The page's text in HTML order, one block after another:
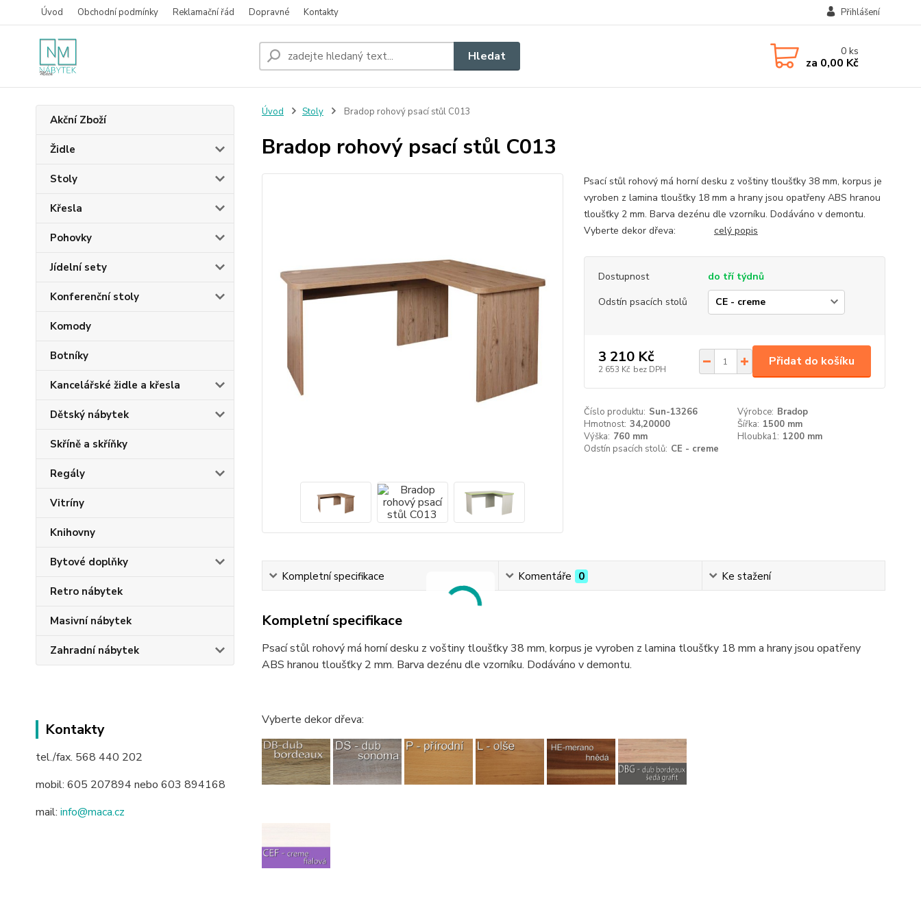
Úvod Obchodní podmínky Reklamační řád Dopravné Kontakty Přihlášení
Hledat 0ks
za 0,00 Kč
Akční Zboží
Židle
Stoly
Křesla
Pohovky
Jídelní sety
Konferenční stoly
Komody
Botníky
Kancelářské židle a křesla
Dětský nábytek
Skříně a skříňky
Regály
Vitríny
Knihovny
Bytové doplňky
Retro nábytek
Masivní nábytek
Zahradní nábytek
Kontakty
tel./fax. 568 440 202
mobil: 605 207894 nebo 603 894168
mail: info@maca.cz
Úvod Stoly Bradop rohový psací stůl C013
Bradop rohový psací stůl C013
Psací stůl rohový má horní desku z voštiny tloušťky 38 mm, korpus je
vyroben z lamina tloušťky 18 mm a hrany jsou opatřeny ABS hranou
tloušťky 2 mm. Barva dezénu dle vzorníku. Dodáváno v demontu.
Vyberte dekor dřeva: celý popis
Dostupnost
do tří týdnů
Odstín psacích stolů
3 210 Kč
2 653 Kč bez DPH
Přidat do košíku
Číslo produktu: Sun-13266 Výrobce: Bradop
Hmotnost: 34,20000 Šířka: 1500 mm
Výška: 760 mm Hloubka1: 1200 mm
Odstín psacích stolů: CE - creme
Kompletní specifikace Komentáře 0 Ke stažení
Kompletní specifikace
Psací stůl rohový má horní desku z voštiny tloušťky 38 mm, korpus je vyroben z lamina tloušťky 18 mm a hrany jsou opatřeny
ABS hranou tloušťky 2 mm. Barva dezénu dle vzorníku. Dodáváno v demontu.
Vyberte dekor dřeva: